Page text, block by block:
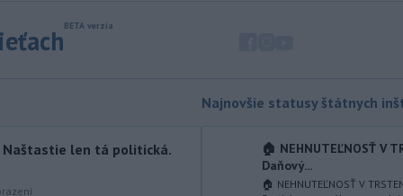
nákazy vírusovým ochorenímebola
(KDR) presiahol hranicu 4000.
V stredu sa bude dať
Naštastie len tá politická.
Najnovšie statusy štátnych
🏠 NEHNUTEĽNOSŤ V
Daňový...
🏠 NEHNUTEĽNOSŤ V